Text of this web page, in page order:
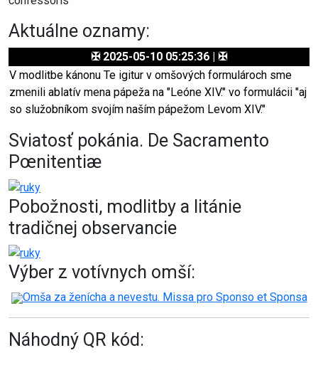
Aktuálne oznamy:
✠ 2025-05-10 05:25:36 | ✠
V modlitbe kánonu Te igitur v omšových formulároch sme
zmenili ablatív mena pápeža na "Leóne XIV." vo formulácii "aj
so služobníkom svojím naším pápežom Levom XIV."
Sviatosť pokánia. De Sacramento
Pœnitentiæ
Pobožnosti, modlitby a litánie
tradičnej observancie
Výber z votívnych omší:
Omša za ženícha a nevestu. Missa pro Sponso et Sponsa
Náhodný QR kód: